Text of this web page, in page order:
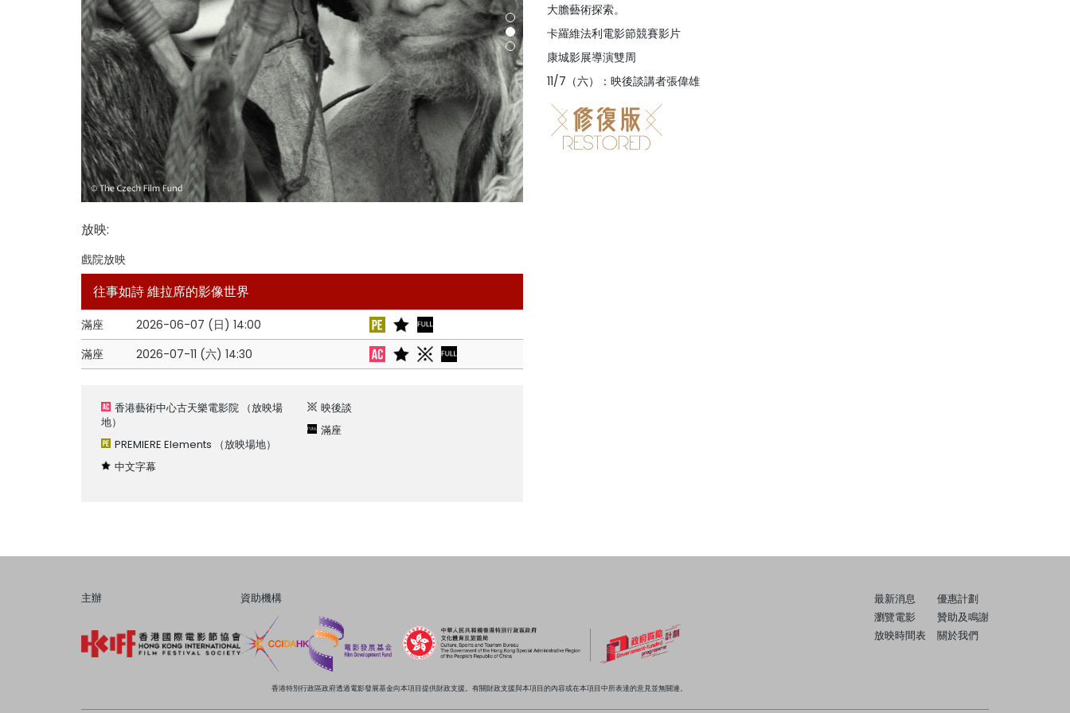
大膽藝術探索。
卡羅維法利電影節競賽影片
康城影展導演雙周
11/7（六）：映後談講者張偉雄
放映:
戲院放映
往事如詩 維拉席的影像世界
滿座 2026-06-07 (日) 14:00
滿座
2026-07-11 (六) 14:30
香港藝術中心古天樂電影院 （放映場
地）
PREMIERE Elements （放映場地）
中文字幕
映後談
滿座
主辦 資助機構
最新消息
瀏覽電影
放映時間表
優惠計劃
贊助及鳴謝
關於我們
香港特別行政區政府透過電影發展基金向本項目提供財政支援。有關財政支援與本項目的內容或在本項目中所表達的意見並無關連。